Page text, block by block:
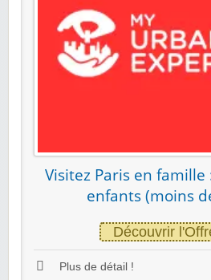
Visitez Paris en famille
enfants (moins
Découvrir
Plus de détail !